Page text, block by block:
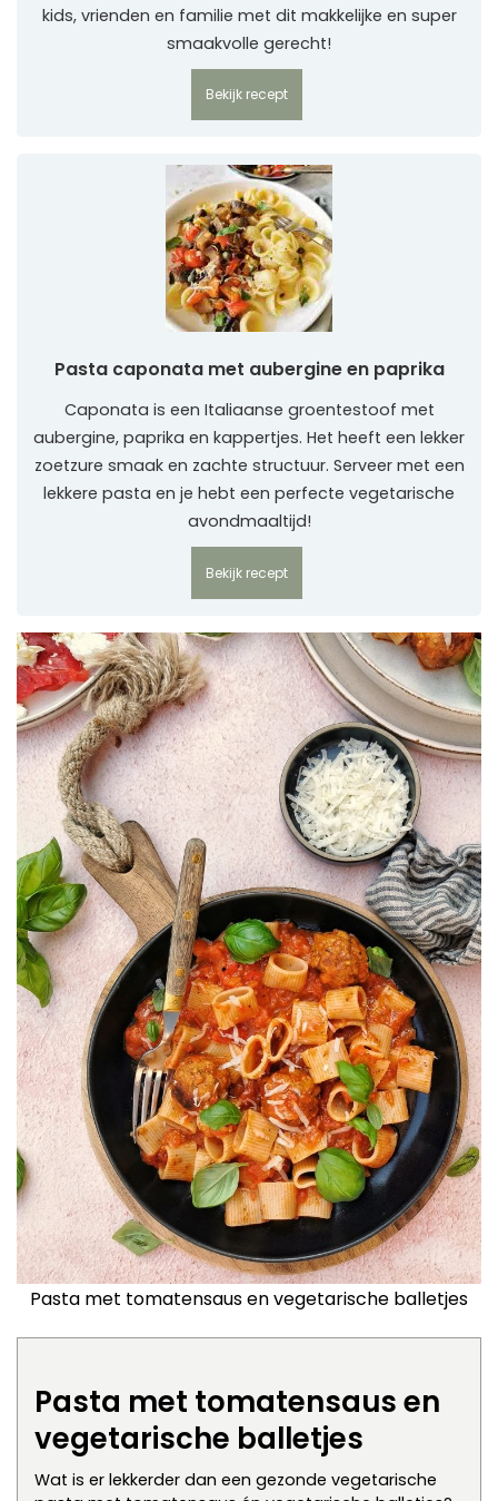
kids, vrienden en familie met dit makkelijke en super
smaakvolle gerecht!
Bekijk recept
Pasta caponata met aubergine en paprika
Caponata is een Italiaanse groentestoof met
aubergine, paprika en kappertjes. Het heeft een lekker
zoetzure smaak en zachte structuur. Serveer met een
lekkere pasta en je hebt een perfecte vegetarische
avondmaaltijd!
Bekijk recept
Pasta met tomatensaus en vegetarische balletjes
Pasta met tomatensaus en
vegetarische balletjes
Wat is er lekkerder dan een gezonde vegetarische